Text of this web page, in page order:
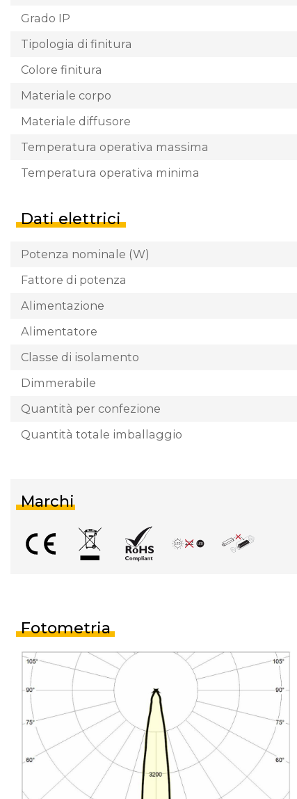
Grado IP
Tipologia di finitura
Colore finitura
Materiale corpo
Materiale diffusore
Temperatura operativa massima
Temperatura operativa minima
Dati elettrici
Potenza nominale (W)
Fattore di potenza
Alimentazione
Alimentatore
Classe di isolamento
Dimmerabile
Quantità per confezione
Quantità totale imballaggio
Marchi
Fotometria